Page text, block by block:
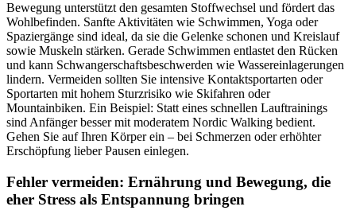
Bewegung unterstützt den gesamten Stoffwechsel und fördert das
Wohlbefinden. Sanfte Aktivitäten wie Schwimmen, Yoga oder
Spaziergänge sind ideal, da sie die Gelenke schonen und Kreislauf
sowie Muskeln stärken. Gerade Schwimmen entlastet den Rücken
und kann Schwangerschaftsbeschwerden wie Wassereinlagerungen
lindern. Vermeiden sollten Sie intensive Kontaktsportarten oder
Sportarten mit hohem Sturzrisiko wie Skifahren oder
Mountainbiken. Ein Beispiel: Statt eines schnellen Lauftrainings
sind Anfänger besser mit moderatem Nordic Walking bedient.
Gehen Sie auf Ihren Körper ein – bei Schmerzen oder erhöhter
Erschöpfung lieber Pausen einlegen.
Fehler vermeiden: Ernährung und Bewegung, die
eher Stress als Entspannung bringen